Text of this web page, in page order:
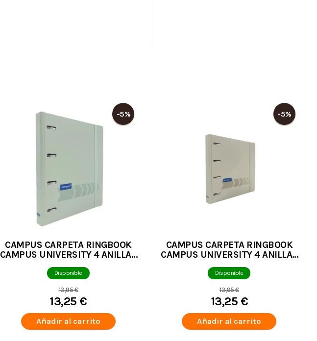
-5%
CAMPUS CARPETA RINGBOOK
CAMPUS UNIVERSITY 4 ANILLAS
+ RECAMBIO VERDE CLARO
Disponible
13,95 €
13,25 €
Añadir al carrito
-5%
CAMPUS CARPETA RINGBOOK
CAMPUS UNIVERSITY 4 ANILLAS
+ RECAMBIO BEIGE
Disponible
13,95 €
13,25 €
Añadir al carrito